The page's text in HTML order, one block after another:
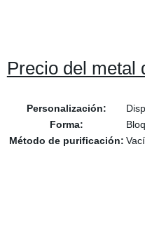
Precio del metal
Personalización:
Forma:
Método de purificación: